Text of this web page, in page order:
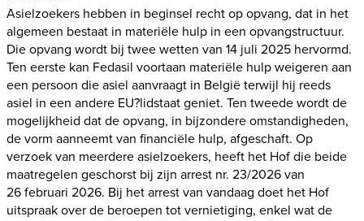
Asielzoekers hebben in beginsel recht op opvang, dat in het
algemeen bestaat in materiële hulp in een opvangstructuur.
Die opvang wordt bij twee wetten van 14 juli 2025 hervormd.
Ten eerste kan Fedasil voortaan materiële hulp weigeren aan
een persoon die asiel aanvraagt in België terwijl hij reeds
asiel in een andere EU?lidstaat geniet. Ten tweede wordt de
mogelijkheid dat de opvang, in bijzondere omstandigheden,
de vorm aanneemt van financiële hulp, afgeschaft. Op
verzoek van meerdere asielzoekers, heeft het Hof die beide
maatregelen geschorst bij zijn arrest nr. 23/2026 van
26 februari 2026. Bij het arrest van vandaag doet het Hof
uitspraak over de beroepen tot vernietiging, enkel wat de